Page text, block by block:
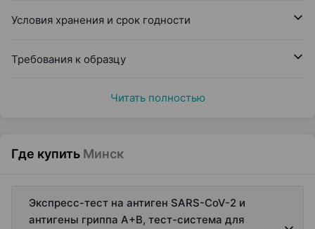
Условия хранения и срок годности
Требования к образцу
Читать полностью
Где купить Минск
Экспресс-тест на антиген SARS-CoV-2 и
антигены гриппа А+В, тест-система для